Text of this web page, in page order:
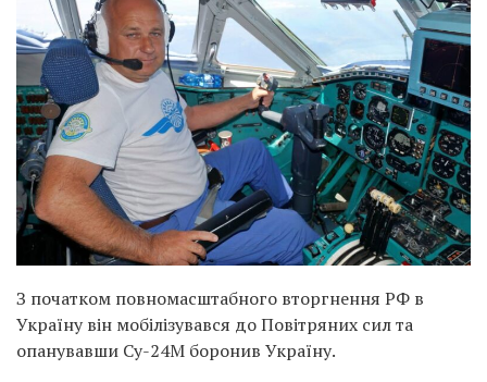
З початком повномасштабного вторгнення РФ в
Україну він мобілізувався до Повітряних сил та
опанувавши Су-24М боронив Україну.